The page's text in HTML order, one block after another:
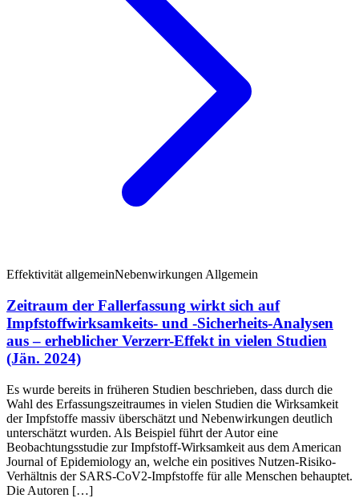
Effektivität allgemeinNebenwirkungen Allgemein
Zeitraum der Fallerfassung wirkt sich auf
Impfstoffwirksamkeits- und -Sicherheits-Analysen
aus – erheblicher Verzerr-Effekt in vielen Studien
(Jän. 2024)
Es wurde bereits in früheren Studien beschrieben, dass durch die
Wahl des Erfassungszeitraumes in vielen Studien die Wirksamkeit
der Impfstoffe massiv überschätzt und Nebenwirkungen deutlich
unterschätzt wurden. Als Beispiel führt der Autor eine
Beobachtungsstudie zur Impfstoff-Wirksamkeit aus dem American
Journal of Epidemiology an, welche ein positives Nutzen-Risiko-
Verhältnis der SARS-CoV2-Impfstoffe für alle Menschen behauptet.
Die Autoren […]